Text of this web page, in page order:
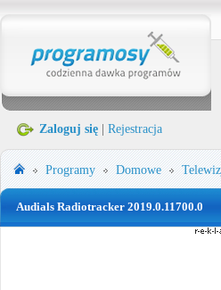
Zaloguj się Rejestracja
Programy Domowe
Audials Radiotracker 2019.0.11700.0